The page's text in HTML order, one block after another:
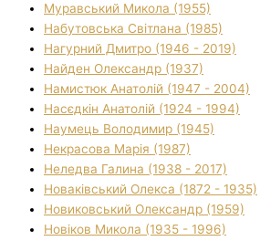
Муравський Микола (1955)
Набутовська Світлана (1985)
Нагурний Дмитро (1946 - 2019)
Найден Олександр (1937)
Намистюк Анатолій (1947 - 2004)
Насєдкін Анатолій (1924 - 1994)
Наумець Володимир (1945)
Некрасова Марія (1987)
Неледва Галина (1938 - 2017)
Новаківський Олекса (1872 - 1935)
Новиковський Олександр (1959)
Новіков Микола (1935 - 1996)